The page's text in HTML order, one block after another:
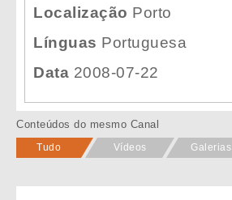
Localização Porto
Línguas Portuguesa
Data 2008-07-22
Conteúdos do mesmo Canal
Tudo Vídeos Galerias